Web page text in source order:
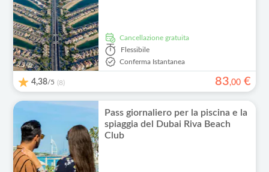
Cancellazione gratuita
Flessibile
Conferma Istantanea
4,38/5 (8) 83,00 €
Pass giornaliero per la piscina e la
spiaggia del Dubai Riva Beach
Club